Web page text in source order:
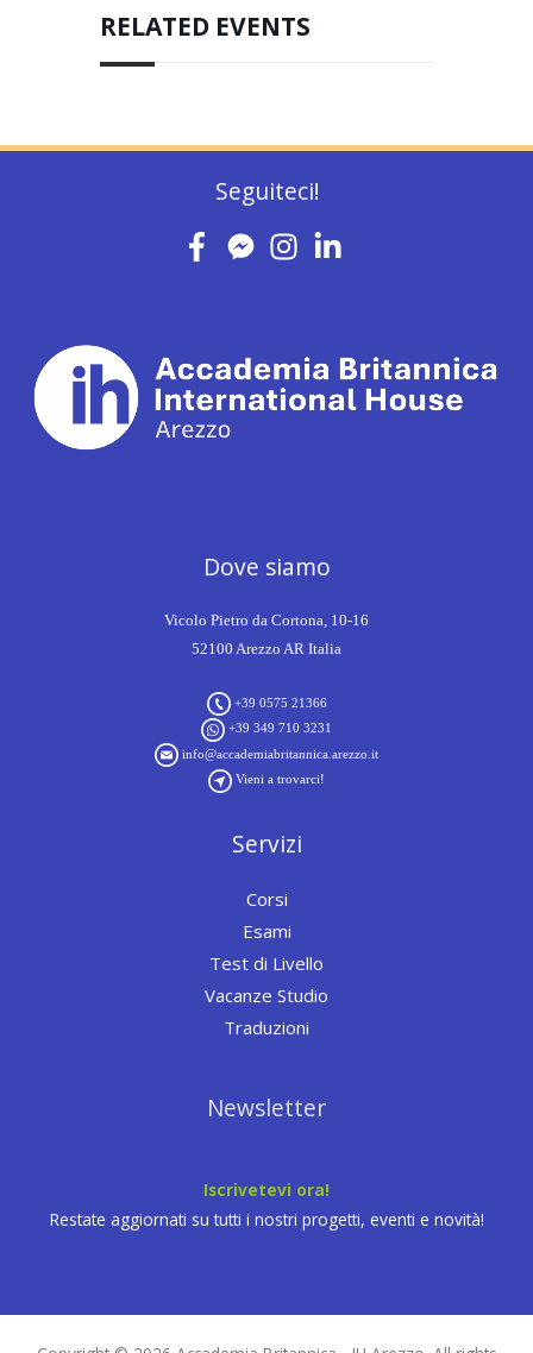
RELATED EVENTS
Seguiteci!
Dove siamo
Vicolo Pietro da Cortona, 10-16
52100 Arezzo AR Italia
+39 0575 21366
+39 349 710 3231
info@accademiabritannica.arezzo.it
Vieni a trovarci!
Servizi
Corsi
Esami
Test di Livello
Vacanze Studio
Traduzioni
Newsletter
Iscrivetevi ora!
Restate aggiornati su tutti i nostri progetti, eventi e novità!